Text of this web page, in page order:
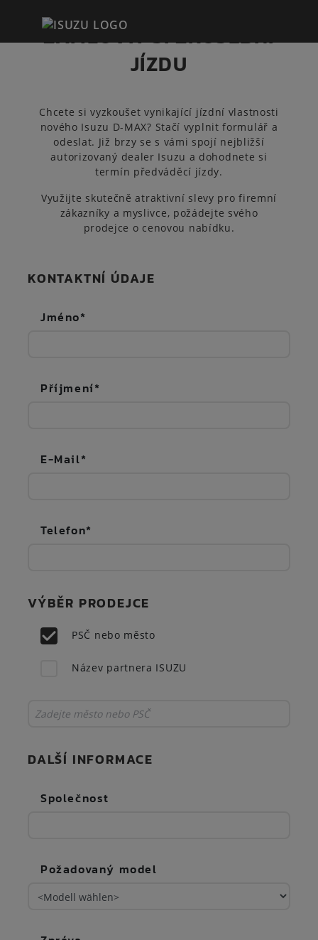
ZAMLUVIT SI ZKUŠEBNÍ
JÍZDU
Chcete si vyzkoušet vynikající jízdní vlastnosti
nového Isuzu D-MAX? Stačí vyplnit formulář a
odeslat. Již brzy se s vámi spojí nejbližší
autorizovaný dealer Isuzu a dohodnete si
termín předváděcí jízdy.
Využijte skutečně atraktivní slevy pro firemní
zákazníky a myslivce, požádejte svého
prodejce o cenovou nabídku.
KONTAKTNÍ ÚDAJE
Jméno
Příjmení
E-Mail
Telefon
VÝBĚR PRODEJCE
PSČ nebo město
Název partnera ISUZU
DALŠÍ INFORMACE
Společnost
Požadovaný model